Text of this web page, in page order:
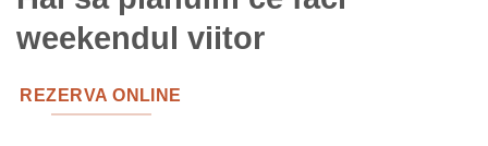
weekendul viitor
REZERVA ONLINE